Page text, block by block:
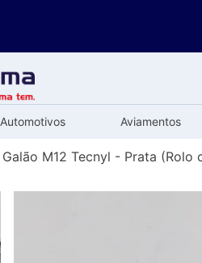
Automotivos Aviamentos
Galão M12 Tecnyl - Prata (Rolo